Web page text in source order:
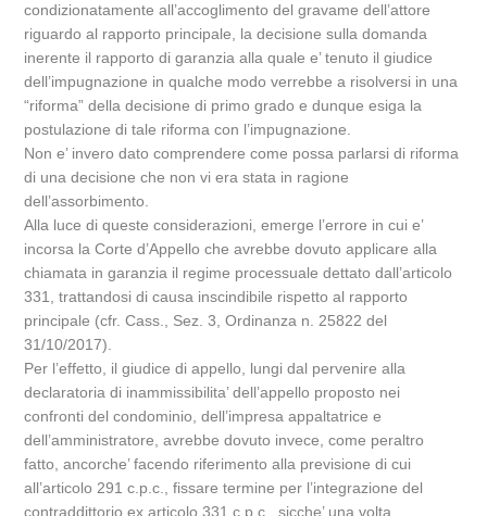
condizionatamente all’accoglimento del gravame dell’attore
riguardo al rapporto principale, la decisione sulla domanda
inerente il rapporto di garanzia alla quale e’ tenuto il giudice
dell’impugnazione in qualche modo verrebbe a risolversi in una
“riforma” della decisione di primo grado e dunque esiga la
postulazione di tale riforma con l’impugnazione.
Non e’ invero dato comprendere come possa parlarsi di riforma
di una decisione che non vi era stata in ragione
dell’assorbimento.
Alla luce di queste considerazioni, emerge l’errore in cui e’
incorsa la Corte d’Appello che avrebbe dovuto applicare alla
chiamata in garanzia il regime processuale dettato dall’articolo
331, trattandosi di causa inscindibile rispetto al rapporto
principale (cfr. Cass., Sez. 3, Ordinanza n. 25822 del
31/10/2017).
Per l’effetto, il giudice di appello, lungi dal pervenire alla
declaratoria di inammissibilita’ dell’appello proposto nei
confronti del condominio, dell’impresa appaltatrice e
dell’amministratore, avrebbe dovuto invece, come peraltro
fatto, ancorche’ facendo riferimento alla previsione di cui
all’articolo 291 c.p.c., fissare termine per l’integrazione del
contraddittorio ex articolo 331 c.p.c., sicche’ una volta